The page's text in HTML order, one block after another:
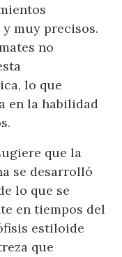
muy precisos.
no
lo que
en la habilidad
que la
se desarrolló
lo que se
en tiempos del
estiloide
que